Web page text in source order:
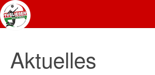
Aktuelles